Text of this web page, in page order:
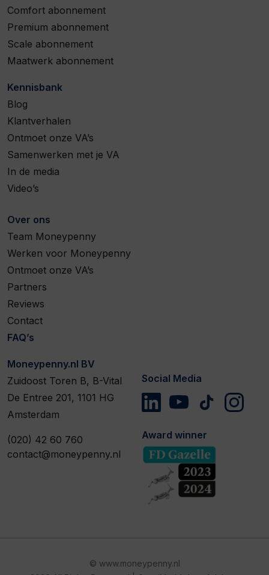
Comfort abonnement
Premium abonnement
Scale abonnement
Maatwerk abonnement
Kennisbank
Blog
Klantverhalen
Ontmoet onze VA’s
Samenwerken met je VA
In de media
Video’s
Over ons
Team Moneypenny
Werken voor Moneypenny
Ontmoet onze VA’s
Partners
Reviews
Contact
FAQ’s
Moneypenny.nl BV
Zuidoost Toren B, B-Vital
De Entree 201, 1101 HG
Amsterdam
(020) 42 60 760
contact@moneypenny.nl
Social Media
Award winner
© www.moneypenny.nl